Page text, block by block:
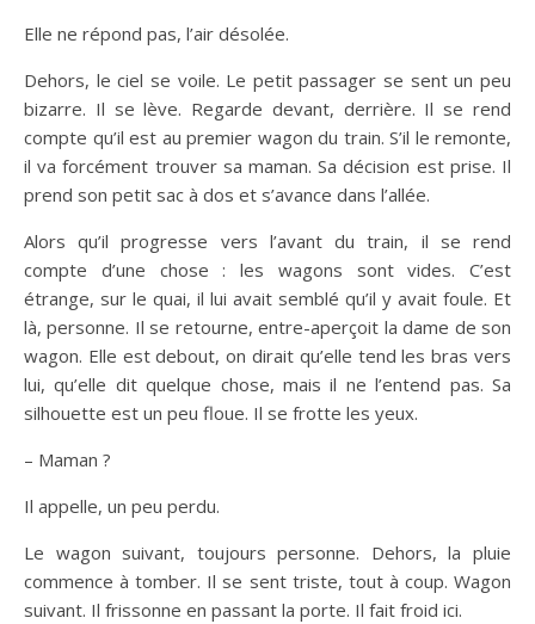
Elle ne répond pas, l’air désolée.
Dehors, le ciel se voile. Le petit passager se sent un peu
bizarre. Il se lève. Regarde devant, derrière. Il se rend
compte qu’il est au premier wagon du train. S’il le remonte,
il va forcément trouver sa maman. Sa décision est prise. Il
prend son petit sac à dos et s’avance dans l’allée.
Alors qu’il progresse vers l’avant du train, il se rend
compte d’une chose : les wagons sont vides. C’est
étrange, sur le quai, il lui avait semblé qu’il y avait foule. Et
là, personne. Il se retourne, entre-aperçoit la dame de son
wagon. Elle est debout, on dirait qu’elle tend les bras vers
lui, qu’elle dit quelque chose, mais il ne l’entend pas. Sa
silhouette est un peu floue. Il se frotte les yeux.
– Maman ?
Il appelle, un peu perdu.
Le wagon suivant, toujours personne. Dehors, la pluie
commence à tomber. Il se sent triste, tout à coup. Wagon
suivant. Il frissonne en passant la porte. Il fait froid ici.